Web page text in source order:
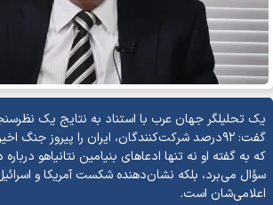
یک تحلیلگر جهان عرب با استناد به نتایج یک
گفت: ۹۲درصد شرکت‌کنندگان، ایران را پیروز جنگ
که به گفته او نه تنها ادعاهای بنیامین نتانیاهو
سؤال می‌برد، بلکه نشان‌دهنده شکست آمریکا و
اعلامی‌شان است.